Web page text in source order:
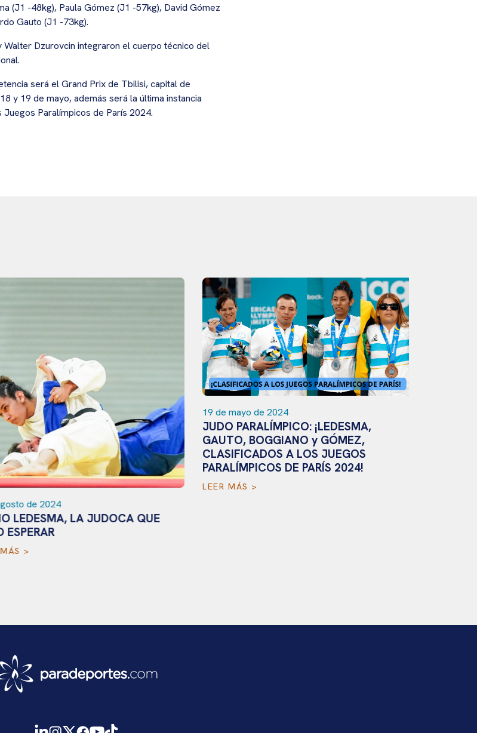
(J1 -48kg), Paula Gómez (J1 -57kg), David Gómez
Gauto (J1 -73kg).
Walter Dzurovcin integraron el cuerpo técnico del
será el Grand Prix de Tbilisi, capital de
y 19 de mayo, además será la última instancia
Paralímpicos de París 2024.
de 2024
LEDESMA, LA JUDOCA QUE
ESPERAR
>
19 de mayo de 2024
JUDO PARALÍMPICO: ¡LEDESMA,
GAUTO, BOGGIANO y GÓMEZ,
CLASIFICADOS A LOS JUEGOS
PARALÍMPICOS DE PARÍS 2024!
LEER MÁS >